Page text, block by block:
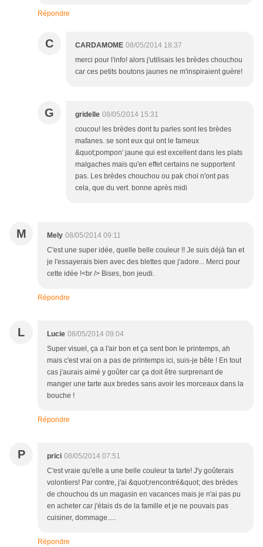
Répondre
C CARDAMOME 08/05/2014 18:37
merci pour l'info! alors j'utilisais les brèdes chouchou
car ces petits boutons jaunes ne m'inspiraient guère!
G gridelle 08/05/2014 15:31
coucou! les brèdes dont tu parles sont les brèdes
mafanes. se sont eux qui ont le fameux
&quot;pompon' jaune qui est excellent dans les plats
malgaches mais qu'en effet certains ne supportent
pas. Les brèdes chouchou ou pak choi n'ont pas
cela, que du vert. bonne après midi
M Mely 08/05/2014 09:11
C'est une super idée, quelle belle couleur !! Je suis déjà fan et
je l'essayerais bien avec des blettes que j'adore... Merci pour
cette idée !<br /> Bises, bon jeudi.
Répondre
L Lucie 08/05/2014 09:04
Super visuel, ça a l'air bon et ça sent bon le printemps, ah
mais c'est vrai on a pas de printemps ici, suis-je bête ! En tout
cas j'aurais aimé y goûter car ça doit être surprenant de
manger une tarte aux bredes sans avoir les morceaux dans la
bouche !
Répondre
P prici 08/05/2014 07:51
C'est vraie qu'elle a une belle couleur ta tarte! J'y goûterais
volontiers! Par contre, j'ai &quot;rencontré&quot; des brèdes
de chouchou ds un magasin en vacances mais je n'ai pas pu
en acheter car j'étais ds de la famille et je ne pouvais pas
cuisiner, dommage.....
Répondre